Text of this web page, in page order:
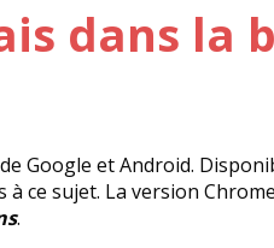
dans la
Google et Android.
ce sujet. La version
.